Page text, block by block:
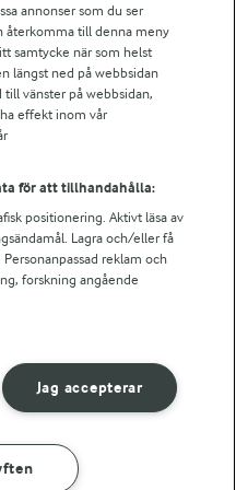
INGREDIENSER
annonser som du ser
återkomma till denna meny
samtycke när som helst
längst ned på webbsidan
vänster på webbsidan,
effekt inom vår
för att tillhandahålla:
positionering. Aktivt läsa av
Lagra och/eller få
reklam och
forskning angående
Jag accepterar